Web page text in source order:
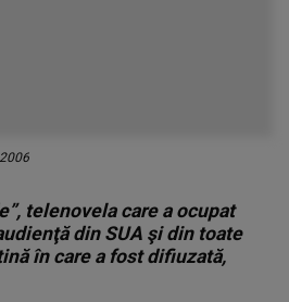
telenovela care a ocupat
din SUA şi din toate
în care a fost difiuzată,